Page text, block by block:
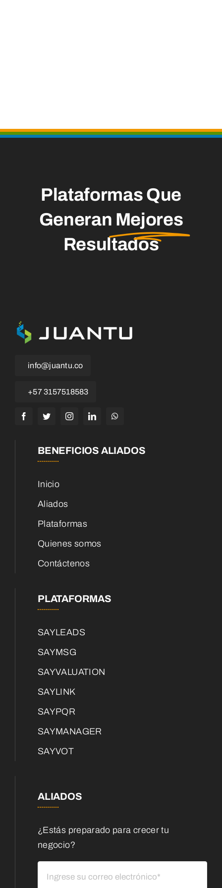
Plataformas Que
Generan Mejores
Resultados
info@juantu.co
+57 3157518583
BENEFICIOS ALIADOS
Inicio
Aliados
Plataformas
Quienes somos
Contáctenos
PLATAFORMAS
SAYLEADS
SAYMSG
SAYVALUATION
SAYLINK
SAYPQR
SAYMANAGER
SAYVOT
ALIADOS
¿Estás preparado para crecer tu
negocio?